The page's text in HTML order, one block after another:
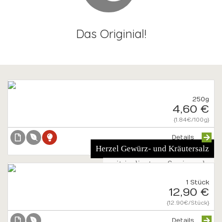
Das Originial!
Herzel Gewürz- und Kräutersalz
mit jodiertem Speisesalz
250g
4,60 €
{1.84€/100g}
Details
1 Stück
12,90 €
{12.90€/Stück}
Details